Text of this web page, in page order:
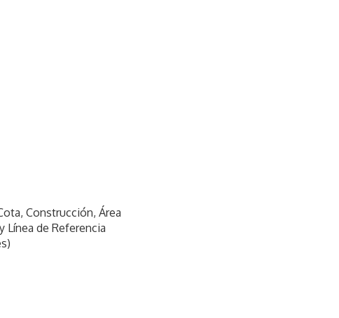
Construcción, Área
de Referencia